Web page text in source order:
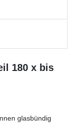
180 x bis
glasbündig